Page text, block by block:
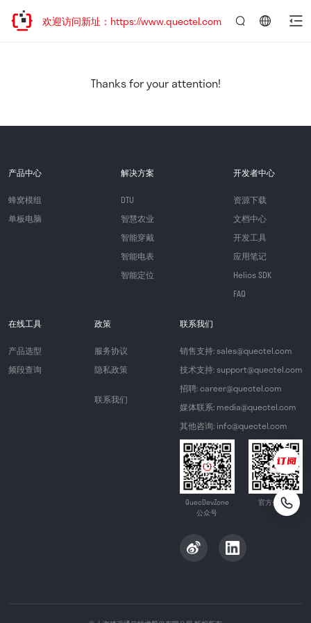
迁移，欢迎访问新址：https://www.quectel.com.cn
Thanks for your attention!
产品中心
蜂窝模组
单板电脑
解决方案
DTU
智慧农业
智能穿戴
智能电表
智能定位
开发者中心
资源下载
文档中心
开发工具
应用笔记
Helios SDK
FAQ
在线工具
产品选型
频段查询
政策
服务协议
隐私政策
联系我们
联系我们
销售支持: sales@quectel.com
技术支持: support@quectel.com
招聘: career@quectel.com
媒体联系: media@quectel.com
其他咨询: info@quectel.com
QuecDevZone
公众号
官方公众号